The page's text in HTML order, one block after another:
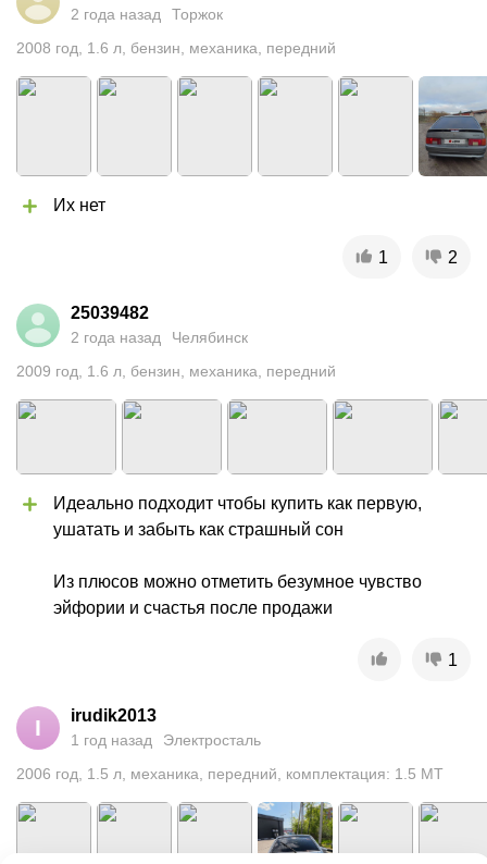
2 года назад
Торжок
2008 год 1.6 л бензин механика передний
Их нет
1 2
25039482
2 года назад
Челябинск
2009 год 1.6 л бензин механика передний
Идеально подходит чтобы купить как первую,
ушатать и забыть как страшный сон
Из плюсов можно отметить безумное чувство
эйфории и счастья после продажи
1
I irudik2013
1 год назад
Электросталь
2006 год 1.5 л механика передний комплектация: 1.5 MT